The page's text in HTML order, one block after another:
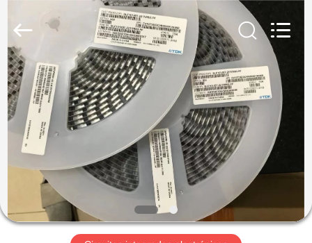
EN
CASA
PRODUCTOS
LOS
VÍDEOS
Rights
Developed
by
ECER